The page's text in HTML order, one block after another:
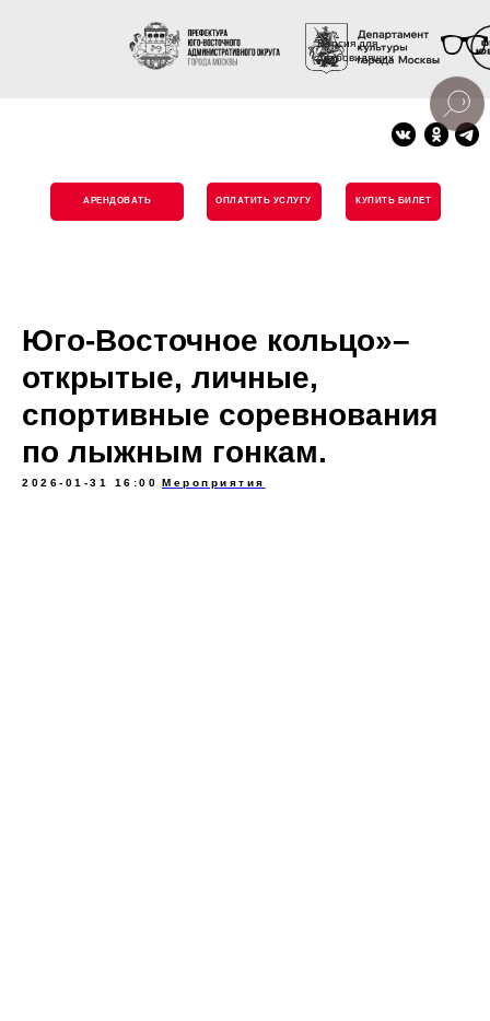
Версия для
слабовидящих
КУПИТЬ БИЛЕТ
АРЕНДОВАТЬ ОПЛАТИТЬ УСЛУГУ
Юго-Восточное кольцо»–
открытые, личные,
спортивные соревнования
по лыжным гонкам.
2026-01-31 16:00 Мероприятия